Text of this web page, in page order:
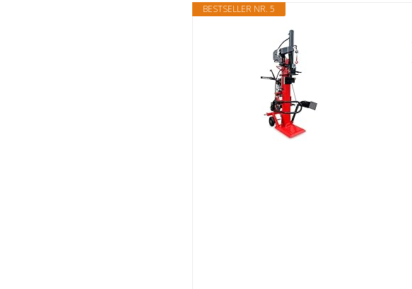
BESTSELLER NR. 5